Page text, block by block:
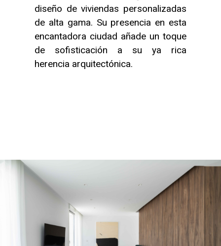
diseño de viviendas personalizadas
de alta gama. Su presencia en esta
encantadora ciudad añade un toque
de sofisticación a su ya rica
herencia arquitectónica.